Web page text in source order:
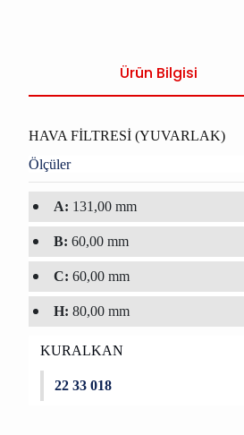
Ürün Bilgisi
HAVA FİLTRESİ (YUVARLAK)
Ölçüler
A: 131,00 mm
B: 60,00 mm
C: 60,00 mm
H: 80,00 mm
KURALKAN
22 33 018